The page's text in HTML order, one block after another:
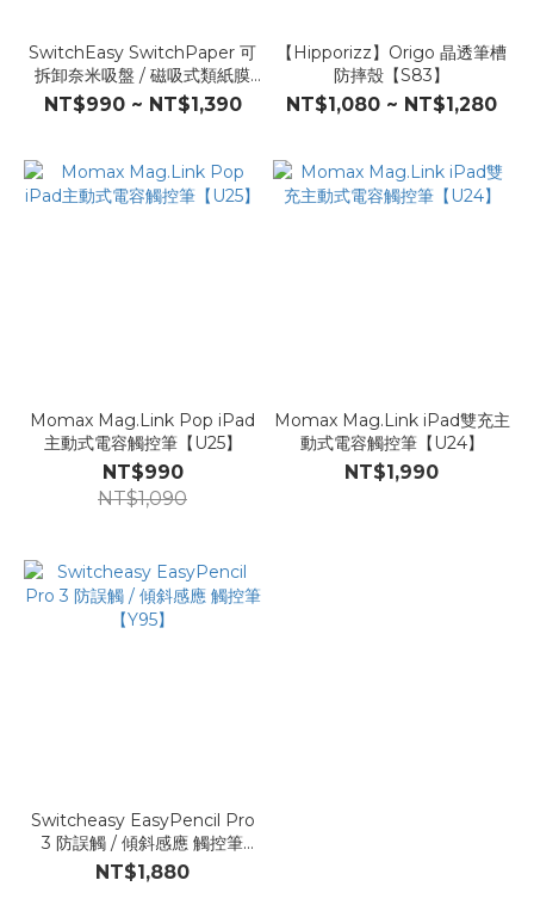
SwitchEasy SwitchPaper 可
拆卸奈米吸盤 / 磁吸式類紙膜
【D91】
NT$990 ~ NT$1,390
【Hipporizz】Origo 晶透筆槽
防摔殼【S83】
NT$1,080 ~ NT$1,280
Momax Mag.Link Pop iPad
主動式電容觸控筆【U25】
NT$990
NT$1,090
Momax Mag.Link iPad雙充主
動式電容觸控筆【U24】
NT$1,990
Switcheasy EasyPencil Pro
3 防誤觸 / 傾斜感應 觸控筆
【Y95】
NT$1,880